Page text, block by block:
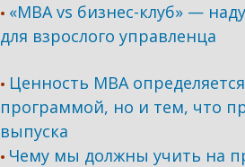
• «MBA vs бизнес-клуб» —
для взрослого управленца
• Ценность MBA
программой, но и тем, что
выпуска
• Чему мы должны учить на